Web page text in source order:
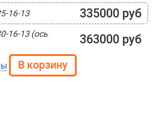
16-13 335000 руб
16-13 (ось
363000 руб